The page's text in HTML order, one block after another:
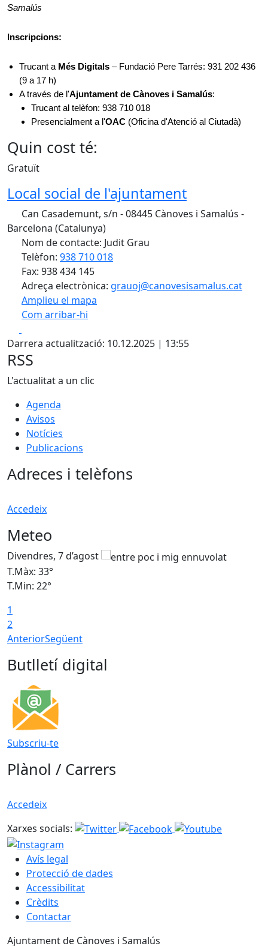
Samalús
Inscripcions:
Trucant a Més Digitals – Fundació Pere Tarrés: 931 202 436
(9 a 17 h)
A través de l'Ajuntament de Cànoves i Samalús:
Trucant al telèfon: 938 710 018
Presencialment a l'OAC (Oficina d'Atenció al Ciutadà)
Quin cost té:
Gratuït
Local social de l'ajuntament
Can Casademunt, s/n - 08445 Cànoves i Samalús -
Barcelona (Catalunya)
Nom de contacte: Judit Grau
Telèfon: 938 710 018
Fax: 938 434 145
Adreça electrònica: grauoj@canovesisamalus.cat
Amplieu el mapa
Com arribar-hi
+
−
Darrera actualització: 10.12.2025 | 13:55
RSS
L'actualitat a un clic
Agenda
Avisos
Notícies
Publicacions
Adreces i telèfons
Accedeix
Meteo
Divendres, 7 d’agost
T.Màx: 33°
T.Min: 22°
1
2
AnteriorSegüent
Butlletí digital
Subscriu-te
Plànol / Carrers
Accedeix
Xarxes socials:
Avís legal
Protecció de dades
Accessibilitat
Crèdits
Contactar
Ajuntament de Cànoves i Samalús